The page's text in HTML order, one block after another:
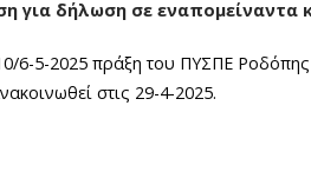
για δήλωση σε εναπομείναντα
6-5-2025 πράξη του ΠΥΣΠΕ
στις 29-4-2025.